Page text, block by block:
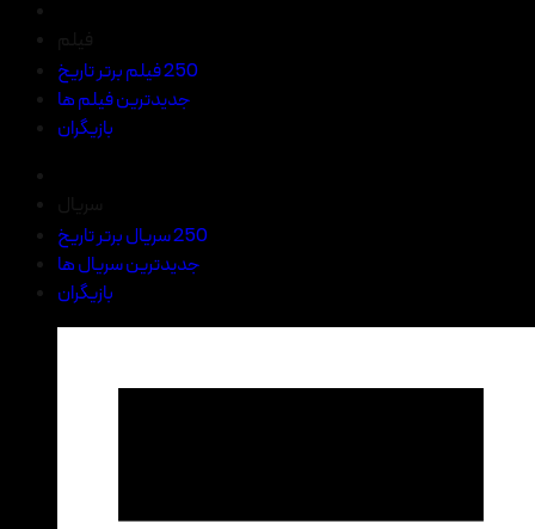
250 فیلم برتر تاریخ
جدیدترین فیلم ها
بازیگران
250 سریال برتر تاریخ
جدیدترین سریال ها
بازیگران